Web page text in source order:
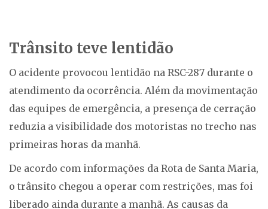
Trânsito teve lentidão
O acidente provocou lentidão na RSC-287 durante o
atendimento da ocorrência. Além da movimentação
das equipes de emergência, a presença de cerração
reduzia a visibilidade dos motoristas no trecho nas
primeiras horas da manhã.
De acordo com informações da Rota de Santa Maria,
o trânsito chegou a operar com restrições, mas foi
liberado ainda durante a manhã. As causas da